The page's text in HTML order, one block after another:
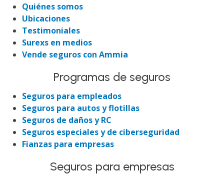
Quiénes somos
Ubicaciones
Testimoniales
Surexs en medios
Vende seguros con Ammia
Programas de seguros
Seguros para empleados
Seguros para autos y flotillas
Seguros de daños y RC
Seguros especiales y de ciberseguridad
Fianzas para empresas
Seguros para empresas